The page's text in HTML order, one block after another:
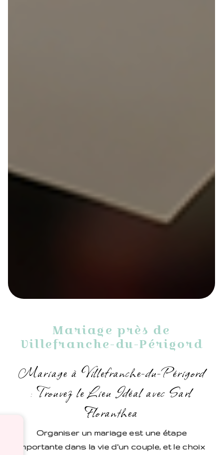
Mariage près de
Villefranche-du-Périgord
Mariage à Villefranche-du-Périgord
: Trouvez le Lieu Idéal avec Sarl
Floranthea
Organiser un mariage est une étape
importante dans la vie d'un couple, et le choix